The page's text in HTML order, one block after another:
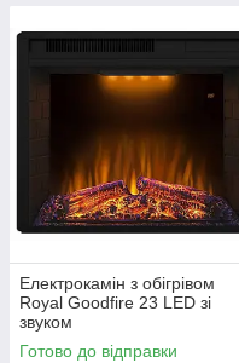
Електрокамін з обігрівом
Royal Goodfire 23 LED зі
звуком
Готово до відправки